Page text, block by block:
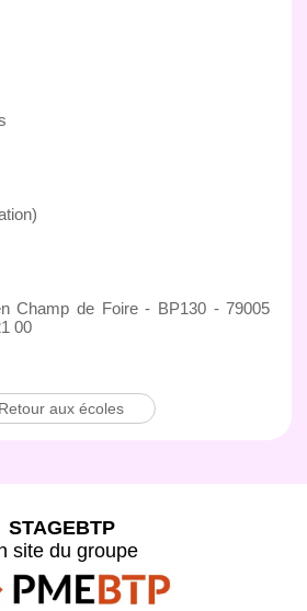
Champ de Foire - BP130 - 79005
00
Retour aux écoles
STAGEBTP
site du groupe